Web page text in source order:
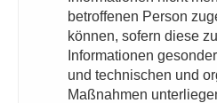
betroffenen Person
können, sofern diese
Informationen
und technischen und
Maßnahmen